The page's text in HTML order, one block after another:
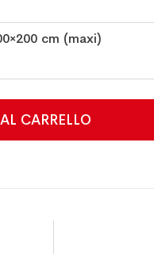
cm (maxi)
CARRELLO